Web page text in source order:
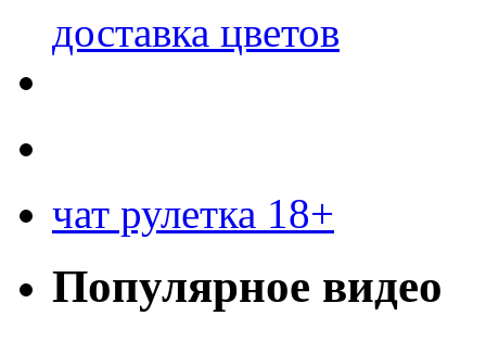
доставка цветов
чат рулетка 18+
Популярное видео